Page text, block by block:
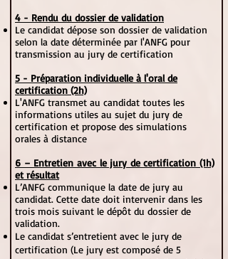
4 - Rendu du dossier de validation
Le candidat dépose son dossier de validation
selon la date déterminée par l'ANFG pour
transmission au jury de certification
5 - Préparation individuelle à l'oral de
certification (2h)
L'ANFG transmet au candidat toutes les
informations utiles au sujet du jury de
certification et propose des simulations
orales à distance
6 – Entretien avec le jury de certification (1h)
et résultat
L’ANFG communique la date de jury au
candidat. Cette date doit intervenir dans les
trois mois suivant le dépôt du dossier de
validation.
Le candidat s’entretient avec le jury de
certification (Le jury est composé de 5